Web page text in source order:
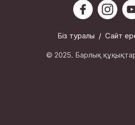
Біз туралы / Сайт
© 2025. Барлық